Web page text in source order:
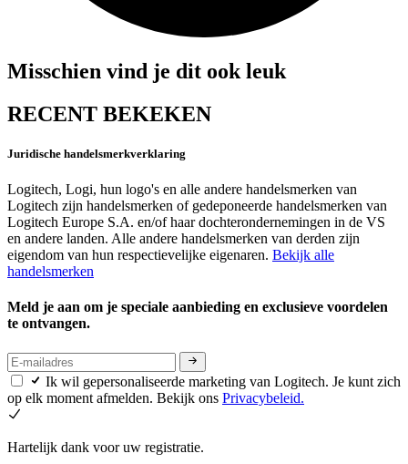
Misschien vind je dit ook leuk
RECENT BEKEKEN
Juridische handelsmerkverklaring
Logitech, Logi, hun logo's en alle andere handelsmerken van
Logitech zijn handelsmerken of gedeponeerde handelsmerken van
Logitech Europe S.A. en/of haar dochterondernemingen in de VS
en andere landen. Alle andere handelsmerken van derden zijn
eigendom van hun respectievelijke eigenaren. Bekijk alle
handelsmerken
Meld je aan om je speciale aanbieding en exclusieve voordelen
te ontvangen.
Ik wil gepersonaliseerde marketing van Logitech. Je kunt zich
op elk moment afmelden. Bekijk ons Privacybeleid.
Hartelijk dank voor uw registratie.